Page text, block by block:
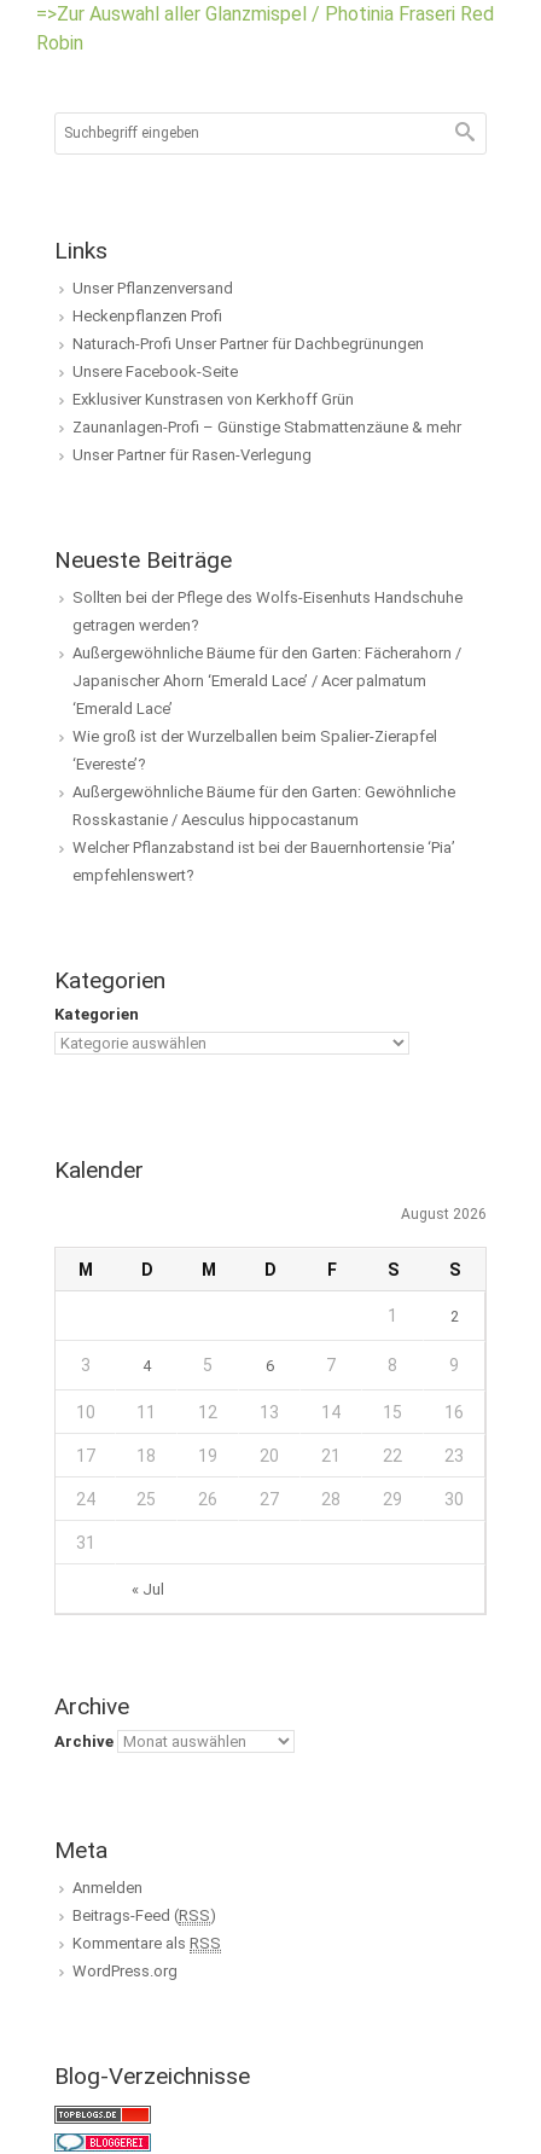
=>Zur Auswahl aller Glanzmispel / Photinia Fraseri Red
Robin
Links
Unser Pflanzenversand
Heckenpflanzen Profi
Naturach-Profi Unser Partner für Dachbegrünungen
Unsere Facebook-Seite
Exklusiver Kunstrasen von Kerkhoff Grün
Zaunanlagen-Profi – Günstige Stabmattenzäune & mehr
Unser Partner für Rasen-Verlegung
Neueste Beiträge
Sollten bei der Pflege des Wolfs-Eisenhuts Handschuhe
getragen werden?
Außergewöhnliche Bäume für den Garten: Fächerahorn /
Japanischer Ahorn ‘Emerald Lace’ / Acer palmatum
‘Emerald Lace’
Wie groß ist der Wurzelballen beim Spalier-Zierapfel
‘Evereste’?
Außergewöhnliche Bäume für den Garten: Gewöhnliche
Rosskastanie / Aesculus hippocastanum
Welcher Pflanzabstand ist bei der Bauernhortensie ‘Pia’
empfehlenswert?
Kategorien
Kategorien
Kalender
August 2026
M D M D F S S
« Jul
1 2
3 4 5 6 7 8 9
10 11 12 13 14 15 16
17 18 19 20 21 22 23
24 25 26 27 28 29 30
31
Archive
Archive
Meta
Anmelden
Beitrags-Feed (RSS)
Kommentare als RSS
WordPress.org
Blog-Verzeichnisse